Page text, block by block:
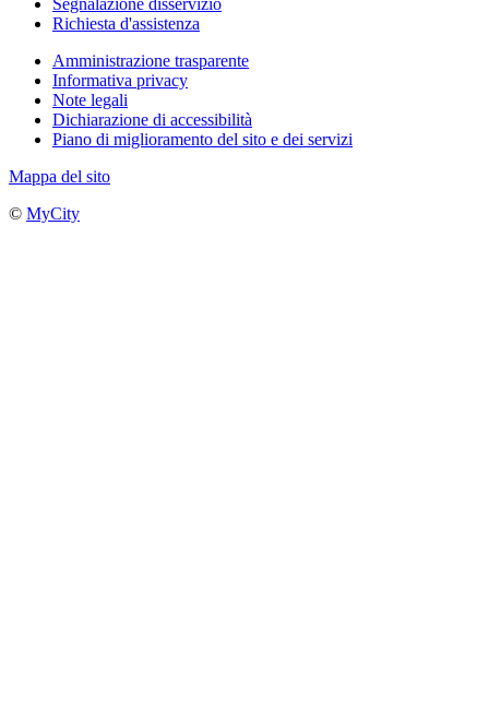
Richiesta d'assistenza
Amministrazione trasparente
Informativa privacy
Note legali
Dichiarazione di accessibilità
Piano di miglioramento del sito e dei servizi
Mappa del sito
© MyCity